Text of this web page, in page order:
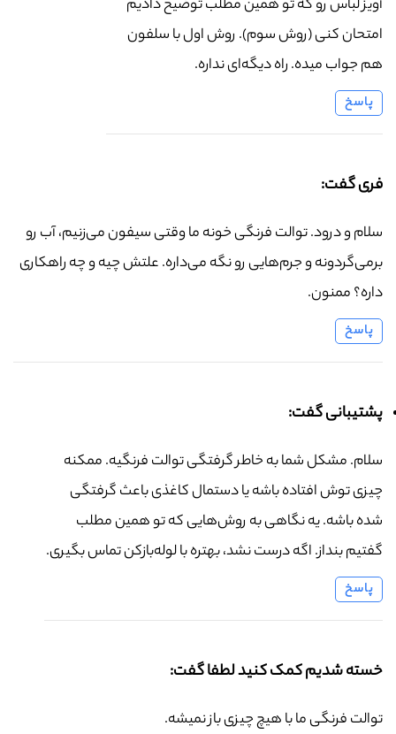
آویز لباس رو که تو همین مطلب توضیح دادیم
امتحان کنی (روش سوم). روش اول با سلفون
هم جواب میده. راه دیگه‌ای نداره.
پاسخ
فری گفت:
سلام و درود. توالت فرنگی خونه ما وقتی سیفون می‌زنیم، آب رو
برمی‌گردونه و جرم‌هایی رو نگه می‌داره. علتش چیه و چه راهکاری
داره؟ ممنون.
پاسخ
پشتیبانی گفت:
سلام. مشکل شما به خاطر گرفتگی توالت فرنگیه. ممکنه
چیزی توش افتاده باشه یا دستمال کاغذی باعث گرفتگی
شده باشه. یه نگاهی به روش‌هایی که تو همین مطلب
گفتیم بنداز. اگه درست نشد، بهتره با لوله‌بازکن تماس بگیری.
پاسخ
خسته شدیم کمک کنید لطفا گفت:
توالت فرنگی ما با هیچ چیزی باز نمیشه.